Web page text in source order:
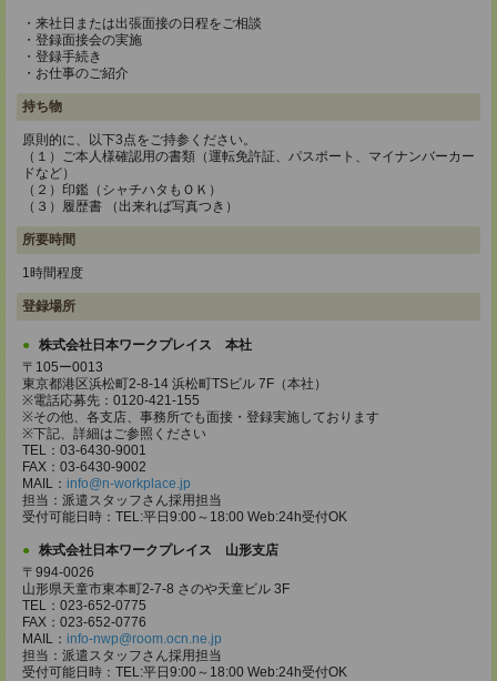
・来社日または出張面接の日程をご相談
・登録面接会の実施
・登録手続き
・お仕事のご紹介
持ち物
原則的に、以下3点をご持参ください。
（１）ご本人様確認用の書類（運転免許証、パスポート、マイナンバーカー
ドなど）
（２）印鑑（シャチハタもＯＫ）
（３）履歴書 （出来れば写真つき）
所要時間
1時間程度
登録場所
株式会社日本ワークプレイス 本社
〒105ー0013
東京都港区浜松町2-8-14 浜松町TSビル 7F（本社）
※電話応募先：0120-421-155
※その他、各支店、事務所でも面接・登録実施しております
※下記、詳細はご参照ください
TEL：03-6430-9001
FAX：03-6430-9002
MAIL： info@n-workplace.jp
担当：派遣スタッフさん採用担当
受付可能日時：TEL:平日9:00～18:00 Web:24h受付OK
株式会社日本ワークプレイス 山形支店
〒994-0026
山形県天童市東本町2-7-8 さのや天童ビル 3F
TEL：023-652-0775
FAX：023-652-0776
MAIL： info-nwp@room.ocn.ne.jp
担当：派遣スタッフさん採用担当
受付可能日時：TEL:平日9:00～18:00 Web:24h受付OK